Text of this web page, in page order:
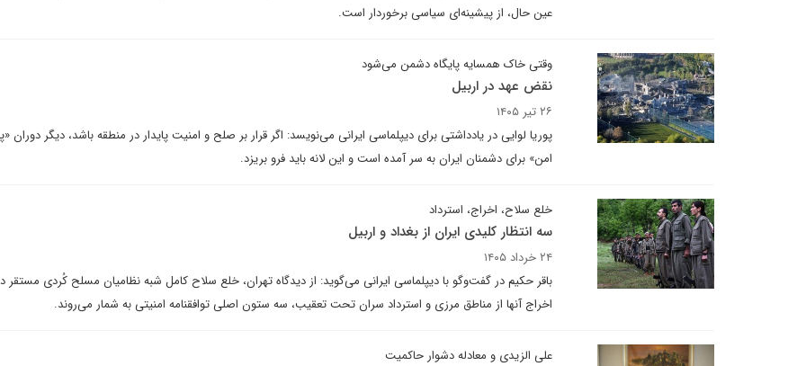
عین حال، از پیشینه‌ای سیاسی برخوردار است.
وقتی خاک همسایه پایگاه دشمن می‌شود
نقض عهد در اربیل
۲۶ تیر ۱۴۰۵
پوریا لوایی در یادداشتی برای دیپلماسی ایرانی می‌نویسد: اگر قرار بر صلح و امنیت پایدار در منطقه باشد، دیگر دوران
امن» برای دشمنان ایران به سر آمده است و این لانه باید فرو بریزد.
خلع سلاح، اخراج، استرداد
سه انتظار کلیدی ایران از بغداد و اربیل
۲۴ خرداد ۱۴۰۵
باقر حکیم در گفت‌وگو با دیپلماسی ایرانی می‌گوید: از دیدگاه تهران، خلع سلاح کامل شبه نظامیان مسلح کُردی مستقر
اخراج آنها از مناطق مرزی و استرداد سران تحت تعقیب، سه ستون اصلی توافقنامه امنیتی به شمار می‌روند.
علی الزیدی و معادله دشوار حاکمیت